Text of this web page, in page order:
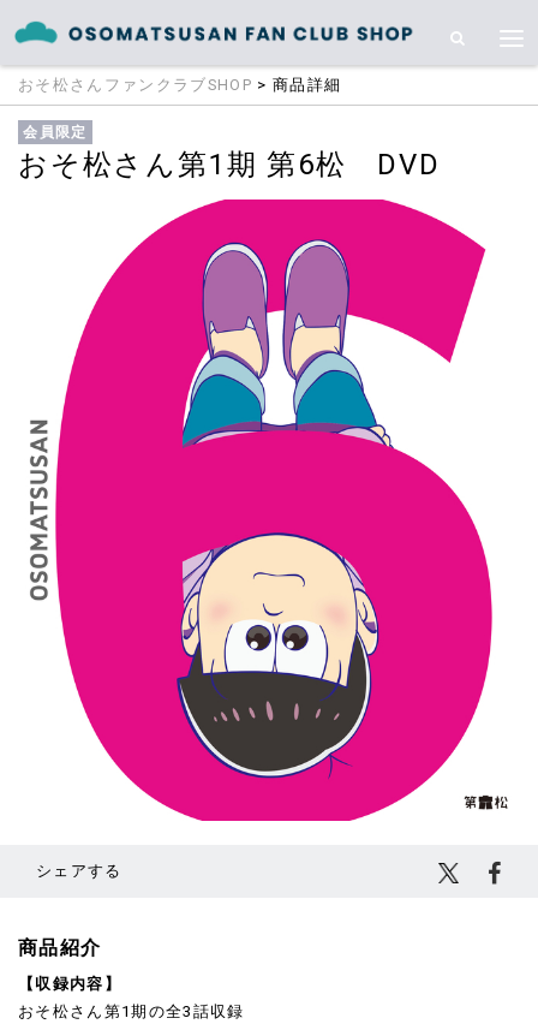
おそ松さんファンクラブSHOP > 商品詳細
会員限定
おそ松さん第1期 第6松 DVD
(税込)
カートに入れる
シェアする
商品紹介
【収録内容】
おそ松さん第1期の全3話収録